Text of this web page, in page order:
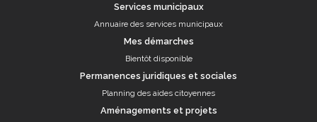
Services municipaux
Annuaire des services municipaux
Mes démarches
Bientôt disponible
Permanences juridiques et sociales
Planning des aides citoyennes
Aménagements et projets